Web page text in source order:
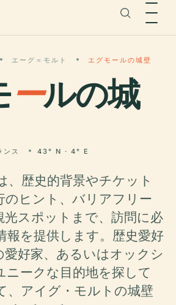
エーグ＝モルト エグモールの城壁
ールの城
ンス 43° N · 4° E
、歴史的背景やチケット
のヒント、バリアフリー
光スポットまで、訪問に必
報を提供します。歴史愛好
愛好家、あるいはオックシ
ニークな目的地を探して
、アイグ・モルトの城壁